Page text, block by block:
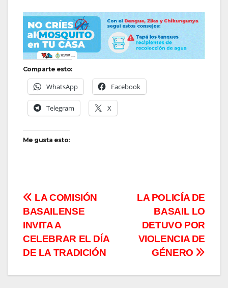
Comparte esto:
WhatsApp Facebook
Telegram X
Me gusta esto:
Navegación
de
entradas
LA POLICÍA DE
BASAIL LO
DETUVO POR
VIOLENCIA DE
GÉNERO
LA COMISIÓN
BASAILENSE
INVITA A
CELEBRAR EL DÍA
DE LA TRADICIÓN